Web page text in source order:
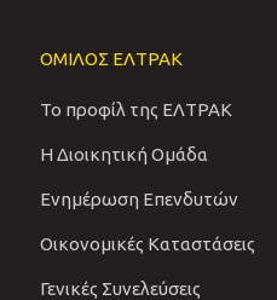
ΟΜΙΛΟΣ ΕΛΤΡΑΚ
Το προφίλ της ΕΛΤΡΑΚ
Η Διοικητική Ομάδα
Ενημέρωση Επενδυτών
Οικονομικές Καταστάσεις
Γενικές Συνελεύσεις